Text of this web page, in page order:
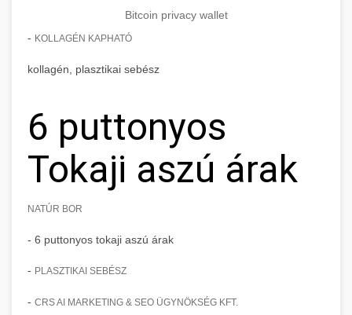
Bitcoin privacy wallet
- KOLLAGÉN KAPHATÓ
kollagén, plasztikai sebész
6 puttonyos
Tokaji aszú árak
NATÚR BOR
- 6 puttonyos tokaji aszú árak
- PLASZTIKAI SEBÉSZ
- CRS AI MARKETING & SEO ÜGYNÖKSÉG KFT.